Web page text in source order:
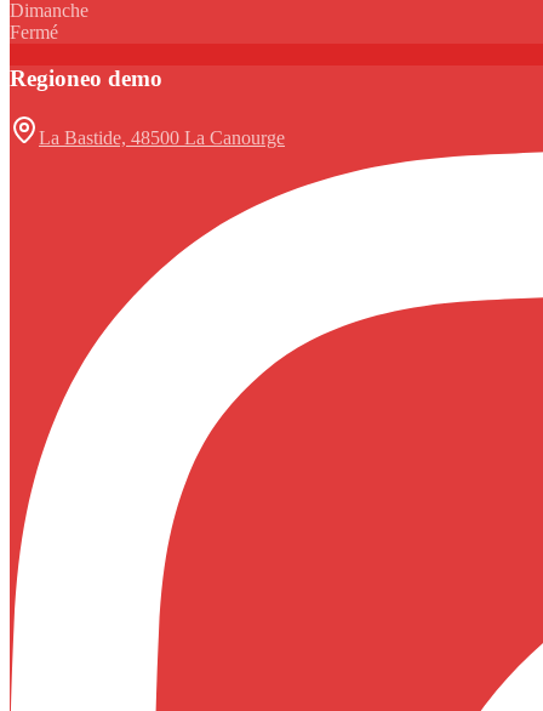
Dimanche
Fermé
Regioneo demo
La Bastide, 48500 La Canourge